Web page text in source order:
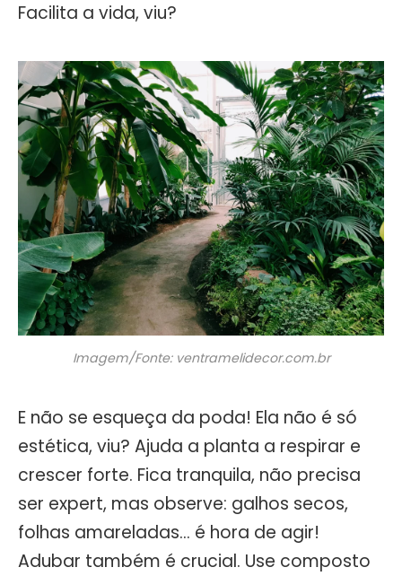
Facilita a vida, viu?
Imagem/Fonte: ventramelidecor.com.br
E não se esqueça da poda! Ela não é só
estética, viu? Ajuda a planta a respirar e
crescer forte. Fica tranquila, não precisa
ser expert, mas observe: galhos secos,
folhas amareladas… é hora de agir!
Adubar também é crucial. Use composto